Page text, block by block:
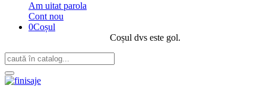
Am uitat parola
Cont nou
0Coșul
Coșul dvs este gol.